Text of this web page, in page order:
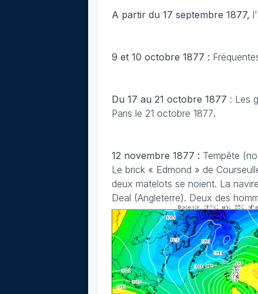
A partir du 17 septembre 1877,
9 et 10 octobre 1877 :
Du 17 au 21 octobre 1877 : Les
Paris le 21 octobre 1877.
12 novembre 1877 : Tempête
Le brick « Edmond » de
deux matelots se noient. La
Deal (Angleterre). Deux des